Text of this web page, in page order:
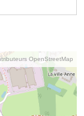
OpenStreetMap